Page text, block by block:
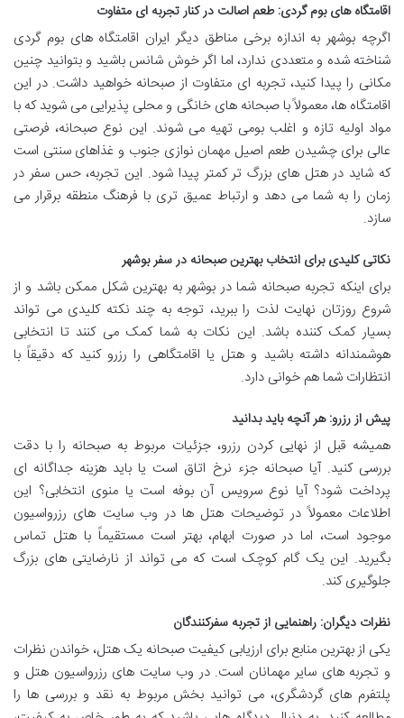
اقامتگاه های بوم گردی: طعم اصالت در کنار تجربه ای متفاوت
اگرچه بوشهر به اندازه برخی مناطق دیگر ایران اقامتگاه های بوم گردی
شناخته شده و متعددی ندارد، اما اگر خوش شانس باشید و بتوانید چنین
مکانی را پیدا کنید، تجربه ای متفاوت از صبحانه خواهید داشت. در این
اقامتگاه ها، معمولاً با صبحانه های خانگی و محلی پذیرایی می شوید که با
مواد اولیه تازه و اغلب بومی تهیه می شوند. این نوع صبحانه، فرصتی
عالی برای چشیدن طعم اصیل مهمان نوازی جنوب و غذاهای سنتی است
که شاید در هتل های بزرگ تر کمتر پیدا شود. این تجربه، حس سفر در
زمان را به شما می دهد و ارتباط عمیق تری با فرهنگ منطقه برقرار می
سازد.
نکاتی کلیدی برای انتخاب بهترین صبحانه در سفر بوشهر
برای اینکه تجربه صبحانه شما در بوشهر به بهترین شکل ممکن باشد و از
شروع روزتان نهایت لذت را ببرید، توجه به چند نکته کلیدی می تواند
بسیار کمک کننده باشد. این نکات به شما کمک می کنند تا انتخابی
هوشمندانه داشته باشید و هتل یا اقامتگاهی را رزرو کنید که دقیقاً با
انتظارات شما هم خوانی دارد.
پیش از رزرو: هر آنچه باید بدانید
همیشه قبل از نهایی کردن رزرو، جزئیات مربوط به صبحانه را با دقت
بررسی کنید. آیا صبحانه جزء نرخ اتاق است یا باید هزینه جداگانه ای
پرداخت شود؟ آیا نوع سرویس آن بوفه است یا منوی انتخابی؟ این
اطلاعات معمولاً در توضیحات هتل ها در وب سایت های رزرواسیون
موجود است، اما در صورت ابهام، بهتر است مستقیماً با هتل تماس
بگیرید. این یک گام کوچک است که می تواند از نارضایتی های بزرگ
جلوگیری کند.
نظرات دیگران: راهنمایی از تجربه سفرکنندگان
یکی از بهترین منابع برای ارزیابی کیفیت صبحانه یک هتل، خواندن نظرات
و تجربه های سایر مهمانان است. در وب سایت های رزرواسیون هتل و
پلتفرم های گردشگری، می توانید بخش مربوط به نقد و بررسی ها را